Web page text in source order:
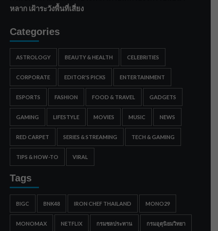
หลาก เฝ้าระวังพื้นที่เสี่ยง
Categories
ASTROLOGY BEAUTY & HEALTH CELEBRITIES
CORPORATE EDITOR'S PICKS ENTERTAINMENT
ESPORTS FASHION FOOD & TRAVEL GADGETS
GAMING LIFESTYLE MOVIES MUSIC NEWS
RED CARPET SERIES & STREAMING TECH & GAMING
TIPS & HOW-TO VIRAL
Tags
BIGC BNK48 IRON CHEF THAILAND MONO29
MONOMAX NETFLIX กรมชลประทาน กรมอุตุนิยมวิทยา